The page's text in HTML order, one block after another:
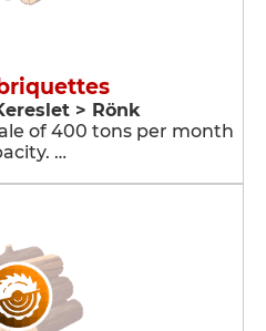
> Rönk
of 400 tons per month
…